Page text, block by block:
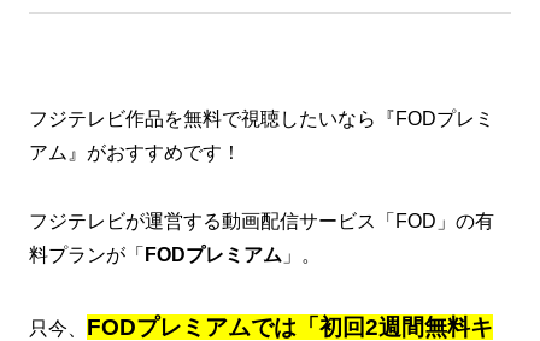
フジテレビ作品を無料で視聴したいなら『FODプレミ
アム』がおすすめです！
フジテレビが運営する動画配信サービス「FOD」の有
料プランが「 FODプレミアム 」。
只今、 FODプレミアムでは「初回2週間無料キ